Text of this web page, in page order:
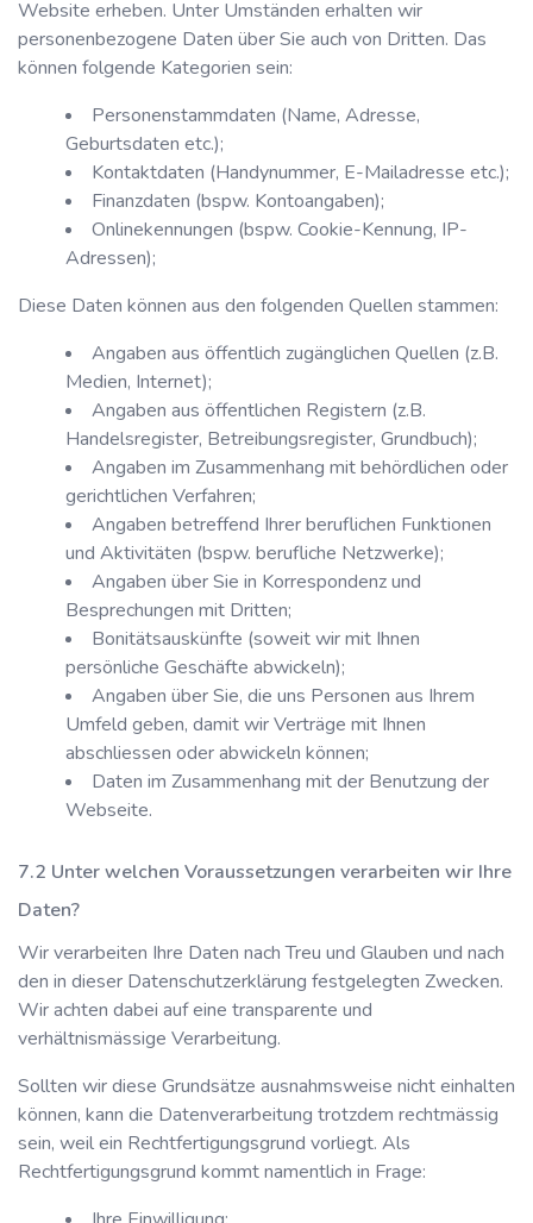
Website erheben. Unter Umständen erhalten wir
personenbezogene Daten über Sie auch von Dritten. Das
können folgende Kategorien sein:
Personenstammdaten (Name, Adresse,
Geburtsdaten etc.);
Kontaktdaten (Handynummer, E-Mailadresse etc.);
Finanzdaten (bspw. Kontoangaben);
Onlinekennungen (bspw. Cookie-Kennung, IP-
Adressen);
Diese Daten können aus den folgenden Quellen stammen:
Angaben aus öffentlich zugänglichen Quellen (z.B.
Medien, Internet);
Angaben aus öffentlichen Registern (z.B.
Handelsregister, Betreibungsregister, Grundbuch);
Angaben im Zusammenhang mit behördlichen oder
gerichtlichen Verfahren;
Angaben betreffend Ihrer beruflichen Funktionen
und Aktivitäten (bspw. berufliche Netzwerke);
Angaben über Sie in Korrespondenz und
Besprechungen mit Dritten;
Bonitätsauskünfte (soweit wir mit Ihnen
persönliche Geschäfte abwickeln);
Angaben über Sie, die uns Personen aus Ihrem
Umfeld geben, damit wir Verträge mit Ihnen
abschliessen oder abwickeln können;
Daten im Zusammenhang mit der Benutzung der
Webseite.
Unter welchen Voraussetzungen verarbeiten wir Ihre
Daten?
Wir verarbeiten Ihre Daten nach Treu und Glauben und nach
den in dieser Datenschutzerklärung festgelegten Zwecken.
Wir achten dabei auf eine transparente und
verhältnismässige Verarbeitung.
Sollten wir diese Grundsätze ausnahmsweise nicht einhalten
können, kann die Datenverarbeitung trotzdem rechtmässig
sein, weil ein Rechtfertigungsgrund vorliegt. Als
Rechtfertigungsgrund kommt namentlich in Frage: